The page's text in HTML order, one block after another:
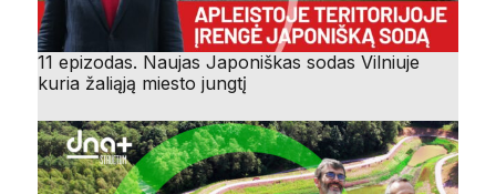
11 epizodas. Naujas Japoniškas sodas Vilniuje
kuria žaliąją miesto jungtį